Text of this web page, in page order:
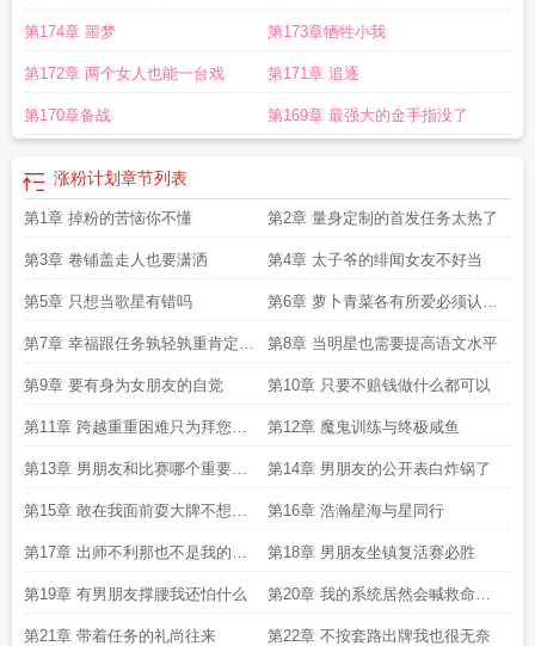
第174章 噩梦 第173章牺牲小我
第172章 两个女人也能一台戏 第171章 追逐
第170章备战 第169章 最强大的金手指没了
涨粉计划章节列表
第1章 掉粉的苦恼你不懂 第2章 量身定制的首发任务太热了
第3章 卷铺盖走人也要潇洒 第4章 太子爷的绯闻女友不好当
第5章 只想当歌星有错吗 第6章 萝卜青菜各有所爱必须认真
挑
第7章 幸福跟任务孰轻孰重肯定是
任务啊
第8章 当明星也需要提高语文水平
第9章 要有身为女朋友的自觉 第10章 只要不赔钱做什么都可以
第11章 跨越重重困难只为拜您为
师
第12章 魔鬼训练与终极咸鱼
第13章 男朋友和比赛哪个重要当
然是任务啦收藏破50加更
第14章 男朋友的公开表白炸锅了
第15章 敢在我面前耍大牌不想活
了
第16章 浩瀚星海与星同行
第17章 出师不利那也不是我的错
啊
第18章 男朋友坐镇复活赛必胜
第19章 有男朋友撑腰我还怕什么 第20章 我的系统居然会喊救命真
稀奇
第21章 带着任务的礼尚往来 第22章 不按套路出牌我也很无奈